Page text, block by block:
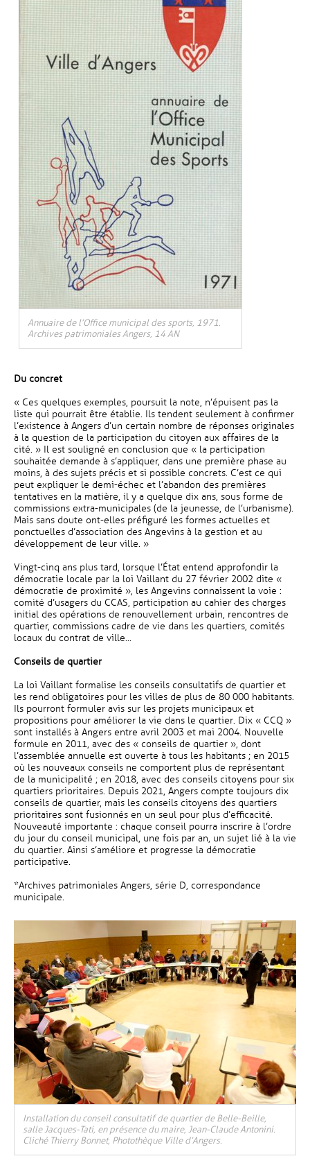
Annuaire de l’Office municipal des sports, 1971.
Archives patrimoniales Angers, 14 AN
Du concret
« Ces quelques exemples, poursuit la note, n’épuisent pas la
liste qui pourrait être établie. Ils tendent seulement à confirmer
l’existence à Angers d’un certain nombre de réponses originales
à la question de la participation du citoyen aux affaires de la
cité. » Il est souligné en conclusion que « la participation
souhaitée demande à s’appliquer, dans une première phase au
moins, à des sujets précis et si possible concrets. C’est ce qui
peut expliquer le demi-échec et l’abandon des premières
tentatives en la matière, il y a quelque dix ans, sous forme de
commissions extra-municipales (de la jeunesse, de l’urbanisme).
Mais sans doute ont-elles préfiguré les formes actuelles et
ponctuelles d’association des Angevins à la gestion et au
développement de leur ville. »
Vingt-cinq ans plus tard, lorsque l’État entend approfondir la
démocratie locale par la loi Vaillant du 27 février 2002 dite «
démocratie de proximité », les Angevins connaissent la voie :
comité d’usagers du CCAS, participation au cahier des charges
initial des opérations de renouvellement urbain, rencontres de
quartier, commissions cadre de vie dans les quartiers, comités
locaux du contrat de ville...
Conseils de quartier
La loi Vaillant formalise les conseils consultatifs de quartier et
les rend obligatoires pour les villes de plus de 80 000 habitants.
Ils pourront formuler avis sur les projets municipaux et
propositions pour améliorer la vie dans le quartier. Dix « CCQ »
sont installés à Angers entre avril 2003 et mai 2004. Nouvelle
formule en 2011, avec des « conseils de quartier », dont
l’assemblée annuelle est ouverte à tous les habitants ; en 2015
où les nouveaux conseils ne comportent plus de représentant
de la municipalité ; en 2018, avec des conseils citoyens pour six
quartiers prioritaires. Depuis 2021, Angers compte toujours dix
conseils de quartier, mais les conseils citoyens des quartiers
prioritaires sont fusionnés en un seul pour plus d’efficacité.
Nouveauté importante : chaque conseil pourra inscrire à l’ordre
du jour du conseil municipal, une fois par an, un sujet lié à la vie
du quartier. Ainsi s’améliore et progresse la démocratie
participative.
*Archives patrimoniales Angers, série D, correspondance
municipale.
Installation du conseil consultatif de quartier de Belle-Beille,
salle Jacques-Tati, en présence du maire, Jean-Claude Antonini.
Cliché Thierry Bonnet, Photothèque Ville d’Angers.